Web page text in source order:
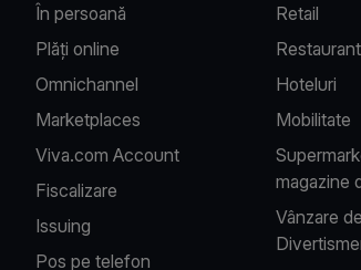
În persoană
Plăți online
Omnichannel
Marketplaces
Viva.com Account
Fiscalizare
Issuing
Pos pe telefon
Retail
Hoteluri
Mobilitate
magazine
Vânzare